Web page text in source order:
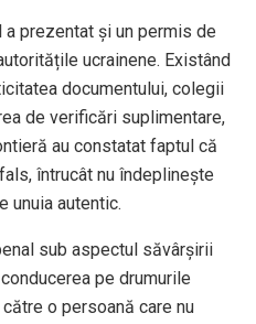
a prezentat și un permis de
ucrainene. Existând
documentului, colegii
de verificări suplimentare,
au constatat faptul că
întrucât nu îndeplinește
unuia autentic.
sub aspectul săvârşirii
pe drumurile
o persoană care nu